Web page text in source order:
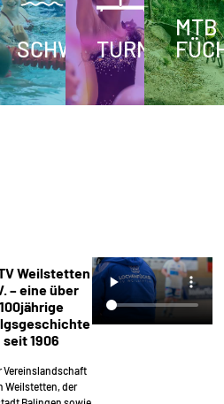
SCHWIMMEN
TURNEN
MTB
Weilstetten
– eine über
100jährige
seit 1906
Vereinslandschaft
Weilstetten, der